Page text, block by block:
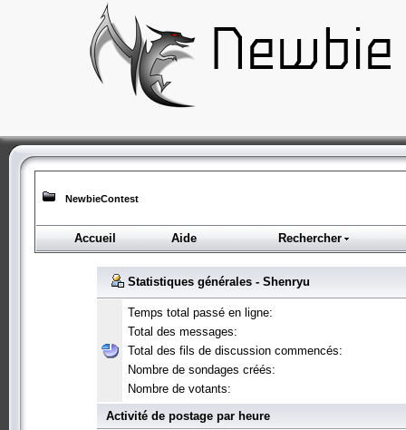
NewbieContest
Accueil Aide Rechercher
Statistiques générales - Shenryu
Temps total passé en ligne:
Total des messages:
Total des fils de discussion commencés:
Nombre de sondages créés:
Nombre de votants:
Activité de postage par heure